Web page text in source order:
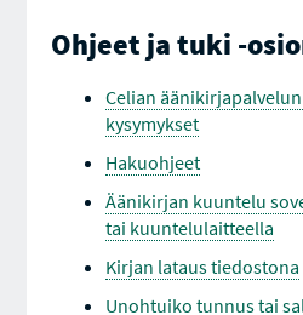
Ohjeet ja tuki -
Celian
kysymykset
Hakuohjeet
Äänikirjan kuuntelu
tai kuuntelulaitteella
Kirjan lataus tiedostona
Unohtuiko tunnus tai